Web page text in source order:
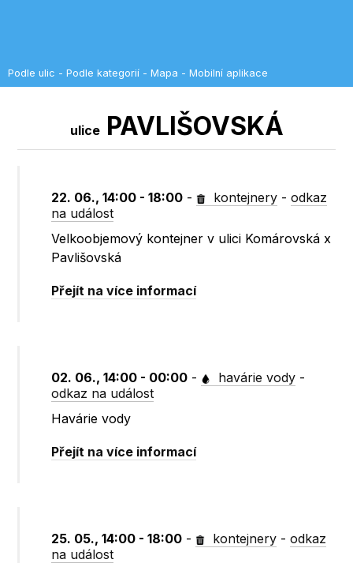
Podle ulic - Podle kategorií - Mapa - Mobilní aplikace
ulicePAVLIŠOVSKÁ
22. 06., 14:00 - 18:00 - kontejnery -odkaz
na událost
Velkoobjemový kontejner v ulici Komárovská x
Pavlišovská
Přejít na více informací
02. 06., 14:00 - 00:00 - havárie vody -
odkaz na událost
Havárie vody
Přejít na více informací
25. 05., 14:00 - 18:00 - kontejnery -odkaz
na událost